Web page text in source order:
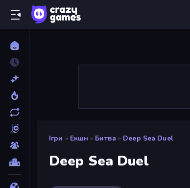
Ігри » Екшн » Битва » Deep Sea Duel
Deep Sea Duel